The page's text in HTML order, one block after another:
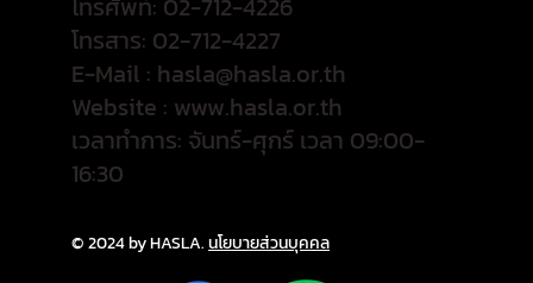
โทรศัพท์: 02-712-4226
โทรสาร: 02-712-4227
E-Mail : hasla@hasla.or.th
Website : www.hasla.or.th
เวลาทำการ: จันทร์-ศุกร์ เวลา 09:00-
16:30
© 2024 by HASLA.นโยบายส่วนบุคคล